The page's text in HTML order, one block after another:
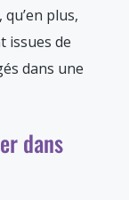
plus,
issues de
dans une
dans